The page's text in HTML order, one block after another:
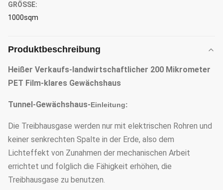
GRÖSSE:
1000sqm
Produktbeschreibung
Heißer Verkaufs-landwirtschaftlicher 200 Mikrometer
PET Film-klares Gewächshaus
Tunnel-Gewächshaus-Einleitung:
Die Treibhausgase werden nur mit elektrischen Rohren und
keiner senkrechten Spalte in der Erde, also dem
Lichteffekt von Zunahmen der mechanischen Arbeit
errichtet und folglich die Fähigkeit erhöhen, die
Treibhausgase zu benutzen.